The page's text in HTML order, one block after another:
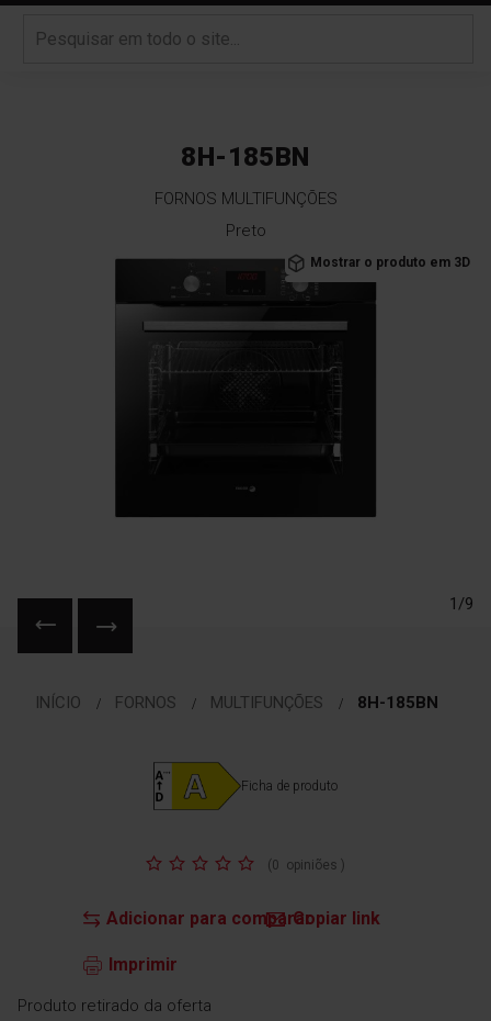
8H-185BN
FORNOS MULTIFUNÇÕES
Preto
Mostrar o produto em 3D
1/9
INÍCIO FORNOS MULTIFUNÇÕES 8H-185BN
Adicionar para compararCopiar link
Imprimir
Produto retirado da oferta
Classificação: (0 opiniões )
Ficha de produto